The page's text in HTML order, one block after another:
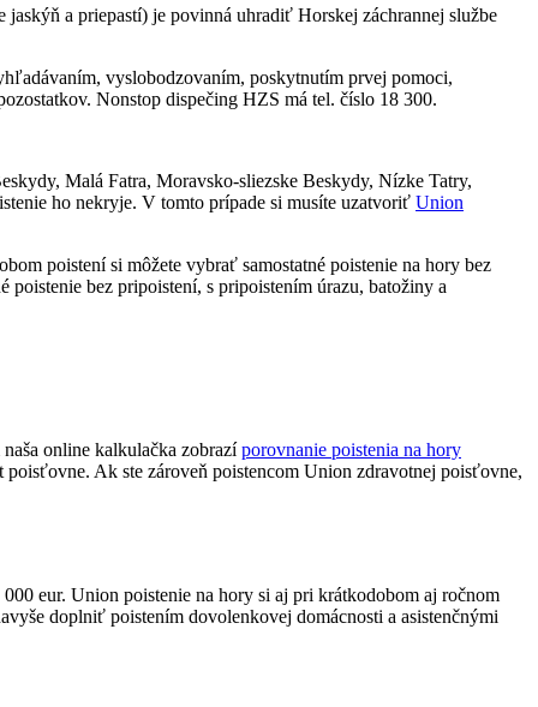
jaskýň a priepastí) je povinná uhradiť Horskej záchrannej službe
vyslobodzovaním, poskytnutím prvej pomoci,
Nonstop dispečing HZS má tel. číslo 18 300.
Malá Fatra, Moravsko-sliezske Beskydy, Nízke Tatry,
ho nekryje. V tomto prípade si musíte uzatvoriť Union
poistení si môžete vybrať samostatné poistenie na hory bez
poistenie bez pripoistení, s pripoistením úrazu, batožiny a
online kalkulačka zobrazíporovnanie poistenia na hory
Ak ste zároveň poistencom Union zdravotnej poisťovne,
eur. Union poistenie na hory si aj pri krátkodobom aj ročnom
doplniť poistením dovolenkovej domácnosti a asistenčnými